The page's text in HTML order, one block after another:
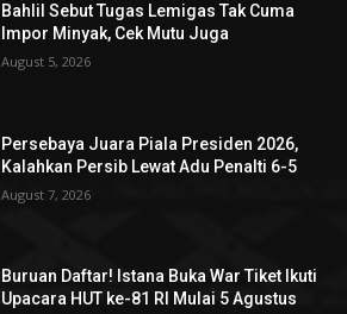
Bahlil Sebut Tugas Lemigas Tak Cuma
Impor Minyak, Cek Mutu Juga
August 5, 2026
Persebaya Juara Piala Presiden 2026,
Kalahkan Persib Lewat Adu Penalti 6-5
August 7, 2026
Buruan Daftar! Istana Buka War Tiket Ikuti
Upacara HUT ke-81 RI Mulai 5 Agustus